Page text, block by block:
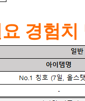
경험치